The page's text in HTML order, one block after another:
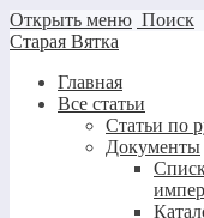
Открыть меню Поиск
Старая Вятка
Главная
Все статьи
Статьи по
Документы